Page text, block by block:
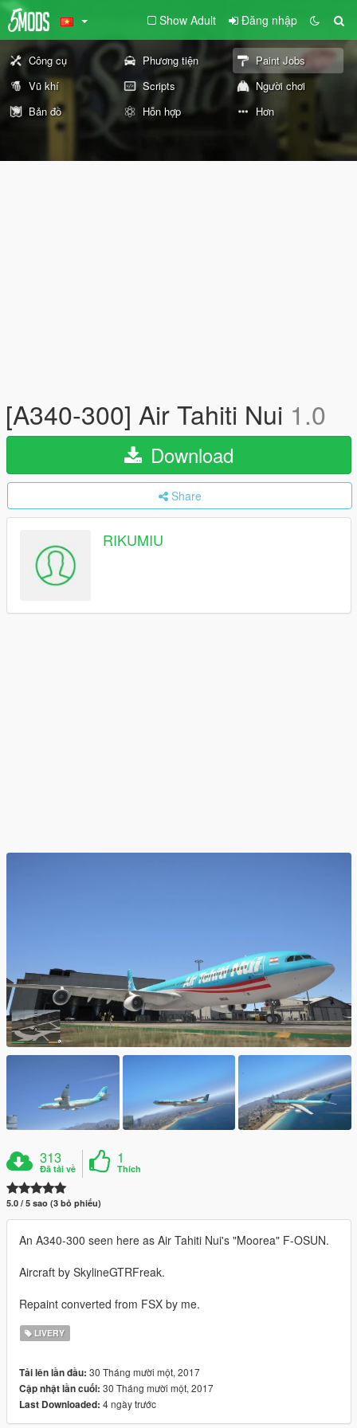
Show Adult Đăng nhập
Công cụ Phương tiện
Paint Jobs
Vũ khí
Scripts
Người chơi
Bản đồ
Hỗn hợp Hơn
[A340-300] Air Tahiti Nui 1.0
Download
Share
RIKUMIU
313
Đã tải về
1
Thích
5.0 / 5 sao (3 bỏ phiếu)
An A340-300 seen here as Air Tahiti Nui's "Moorea" F-OSUN.
Aircraft by SkylineGTRFreak.
Repaint converted from FSX by me.
LIVERY
Tải lên lần đầu: 30 Tháng mười một, 2017
Cập nhật lần cuối: 30 Tháng mười một, 2017
Last Downloaded: 4 ngày trước